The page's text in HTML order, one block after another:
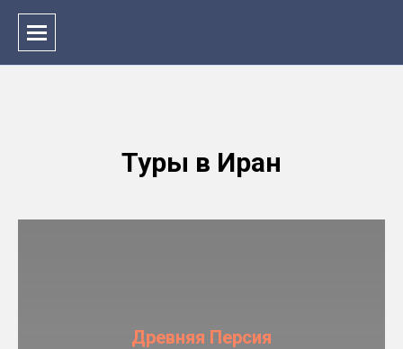
Туры в Иран
Древняя Персия